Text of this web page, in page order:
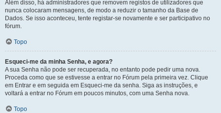
Além disso, há administradores que removem registos de utilizadores que
nunca colocaram mensagens, de modo a reduzir o tamanho da Base de
Dados. Se isso aconteceu, tente registar-se novamente e ser participativo no
fórum.
Topo
Esqueci-me da minha Senha, e agora?
A sua Senha não pode ser recuperada, no entanto pode pedir uma nova.
Proceda como que se estivesse a entrar no Fórum pela primeira vez. Clique
em Entrar e em seguida em Esqueci-me da senha. Siga as instruções, e
voltará a entrar no Fórum em poucos minutos, com uma Senha nova.
Topo